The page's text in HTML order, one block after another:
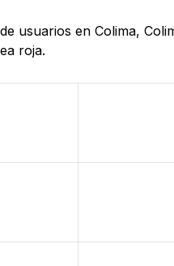
usuarios en Colima,
roja.